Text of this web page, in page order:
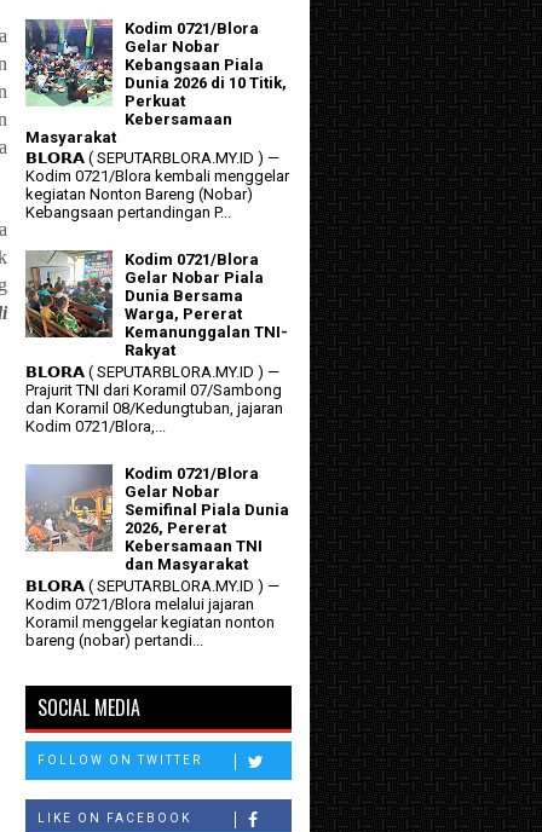
Kodim 0721/Blora
Gelar Nobar
Kebangsaan Piala
Dunia 2026 di 10 Titik,
Perkuat
Kebersamaan
Masyarakat
𝗕𝗟𝗢𝗥𝗔 ( SEPUTARBLORA.MY.ID ) —
Kodim 0721/Blora kembali menggelar
kegiatan Nonton Bareng (Nobar)
Kebangsaan pertandingan P...
Kodim 0721/Blora
Gelar Nobar Piala
Dunia Bersama
Warga, Pererat
Kemanunggalan TNI-
Rakyat
𝗕𝗟𝗢𝗥𝗔 ( SEPUTARBLORA.MY.ID ) —
Prajurit TNI dari Koramil 07/Sambong
dan Koramil 08/Kedungtuban, jajaran
Kodim 0721/Blora,...
Kodim 0721/Blora
Gelar Nobar
Semifinal Piala Dunia
2026, Pererat
Kebersamaan TNI
dan Masyarakat
𝗕𝗟𝗢𝗥𝗔 ( SEPUTARBLORA.MY.ID ) —
Kodim 0721/Blora melalui jajaran
Koramil menggelar kegiatan nonton
bareng (nobar) pertandi...
SOCIAL MEDIA
FOLLOW ON TWITTER
LIKE ON FACEBOOK